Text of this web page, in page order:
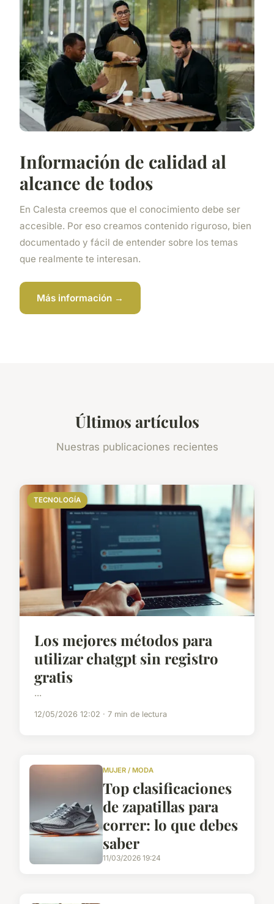
Información de calidad al
alcance de todos
En Calesta creemos que el conocimiento debe ser
accesible. Por eso creamos contenido riguroso, bien
documentado y fácil de entender sobre los temas
que realmente te interesan.
Más información →
Últimos artículos
Nuestras publicaciones recientes
TECNOLOGÍA
Los mejores métodos para
utilizar chatgpt sin registro
gratis
...
12/05/2026 12:02 · 7 min de lectura
MUJER / MODA
Top clasificaciones
de zapatillas para
correr: lo que debes
saber
11/03/2026 19:24